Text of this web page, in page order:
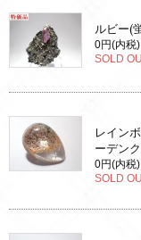
ルビー(
0円(内税)
SOLD
レイン
ーデン
0円(内税)
SOLD